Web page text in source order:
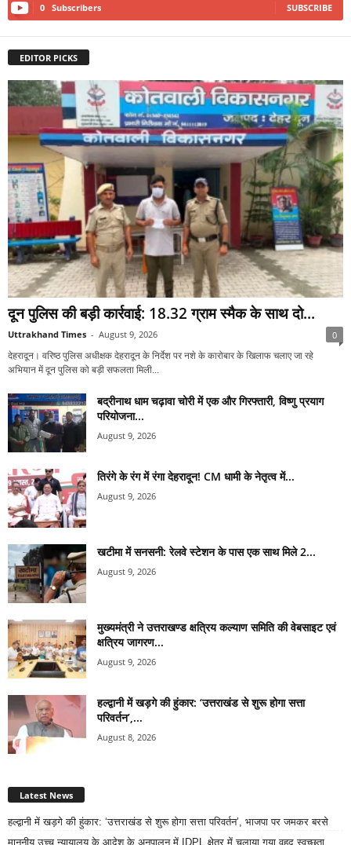
0 Subscribers SUBSCRIBE
EDITOR PICKS
दून पुलिस की बड़ी कार्रवाई: 18.32 ग्राम स्मैक के साथ दो...
Uttrakhand Times - August 9, 2026 0
देहरादून। वरिष्ठ पुलिस अधीक्षक देहरादून के निर्देश पर नशे के कारोबार के खिलाफ चलाए जा रहे
अभियान में दून पुलिस को बड़ी सफलता मिली...
बद्रीनाथ धाम चढ़ावा चोरी में एक और गिरफ्तारी, विष्णु प्रयाग
परियोजना...
August 9, 2026
तिरंगे के रंग में रंगा देहरादून! CM धामी के नेतृत्व में...
August 9, 2026
खटीमा में सनसनी: रेलवे स्टेशन के पास एक साथ मिले 2...
August 9, 2026
मुख्यमंत्री ने उत्तराखण्ड क्षत्रिय कल्याण समिति की वेबसाइट एवं
क्षत्रिय जागरण...
August 9, 2026
हल्द्वानी में खड़गे की हुंकार: ‘उत्तराखंड से शुरू होगा सत्ता
परिवर्तन’,...
August 8, 2026
Latest News
हल्द्वानी में खड़गे की हुंकार: ‘उत्तराखंड से शुरू होगा सत्ता परिवर्तन’, भाजपा पर जमकर बरसे
माननीय उच्च न्यायालय के आदेश के अनुपालन में IDPL क्षेत्र में चलाया गया वृहद स्वच्छता